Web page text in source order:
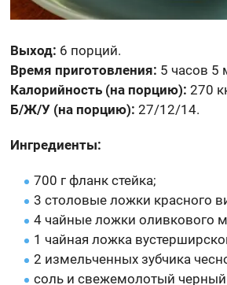
Выход: 6 порций.
Время приготовления: 5 часов 5
Калорийность (на порцию): 270
Б/Ж/У (на порцию): 27/12/14.
Ингредиенты:
700 г фланк стейка;
3 столовые ложки красного
4 чайные ложки оливкового
1 чайная ложка
2 измельченных зубчика
соль и свежемолотый черный